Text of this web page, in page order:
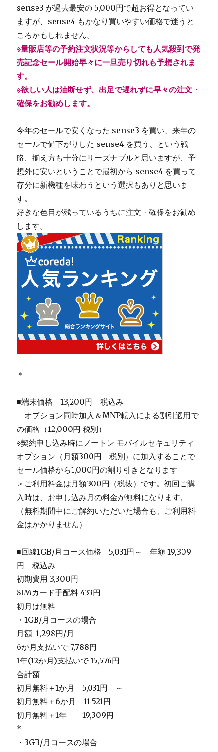
sense3 が過去最安の 5,000円で超お得となってい
ますが、sense4 もかなり買いやすい価格で迷うと
ころかもしれません。
※量販店等の予約注文状況等からしても人気殺到で発
売記念セール開始早々に一旦売り切れも予想されま
す。
※欲しい人は油断せず、出足で遅れずに早々の注文・
確保をお勧めします。
今年のセールで安くなった sense3 を買い、来年の
セールで値下がりした sense4 を買う、という戦
略、揃え方も十分にリーズナブルと思いますが、予
想外に安いということで最初から sense4 を買って
存分に新機種を味わうという選択もありと思いま
す。
好きな色目が残っているうちに注文・確保をお勧め
します。
＊
■端末価格 13,200円 税込み
オプション同時加入＆MNP転入による割引適用で
の価格（12,000円 税別）
※契約申し込み時にノートン モバイルセキュリティ
オプション（月額300円 税別）に加入することで
セール価格から1,000円の割り引きとなります
＞ご利用料金は月額300円（税抜）です。初回ご購
入時は、お申し込み月の料金が無料になります。
（無料期間中にご解約いただいた場合も、ご利用料
金はかかりません）
■回線1GB/月コース価格 5,031円～ 年額 19,309
円 税込み
初期費用 3,300円
SIMカード手配料 433円
初月は無料
・1GB/月コースの場合
月額 1,298円/月
6か月支払いで 7,788円
1年(12か月)支払いで 15,576円
合計額
初月無料＋1か月 5,031円 ～
初月無料＋6か月 11,521円
初月無料＋1年 19,309円
*
・3GB/月コースの場合